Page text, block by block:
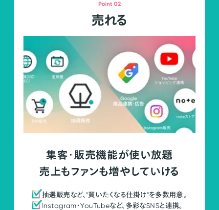
Point 02
売れる
集客・販売機能が使い放題
売上もファンも増やしていける
抽選販売など、"買いたくなる仕掛け"を多数用意。
Instagram・YouTubeなど、多彩なSNSと連携。